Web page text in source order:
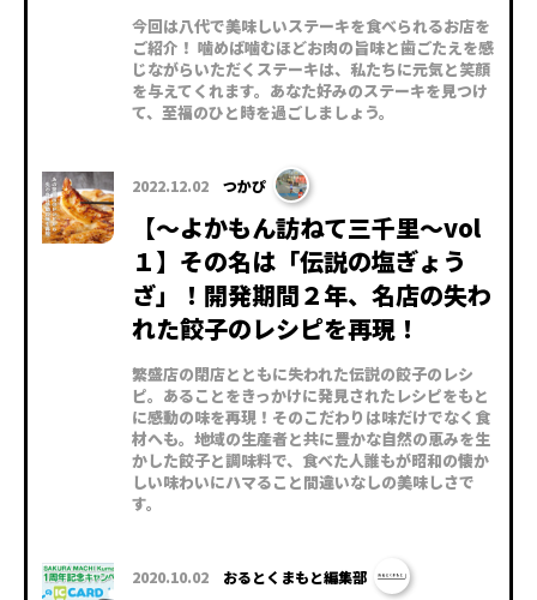
今回は八代で美味しいステーキを食べられるお店を
ご紹介！ 噛めば噛むほどお肉の旨味と歯ごたえを感
じながらいただくステーキは、私たちに元気と笑顔
を与えてくれます。あなた好みのステーキを見つけ
て、至福のひと時を過ごしましょう。
2022.12.02 つかぴ
【～よかもん訪ねて三千里～vol
１】その名は「伝説の塩ぎょう
ざ」！開発期間２年、名店の失わ
れた餃子のレシピを再現！
繁盛店の閉店とともに失われた伝説の餃子のレシ
ピ。あることをきっかけに発見されたレシピをもと
に感動の味を再現！そのこだわりは味だけでなく食
材へも。地域の生産者と共に豊かな自然の恵みを生
かした餃子と調味料で、食べた人誰もが昭和の懐か
しい味わいにハマること間違いなしの美味しさで
す。
2020.10.02 おるとくまもと編集部